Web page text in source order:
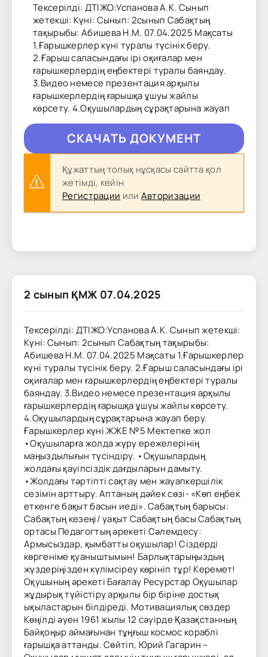
Тексерілді: ДТІЖО:Успанова А.К. Сынып
жетекші: Күні: Сынып: 2сынып Сабақтың
тақырыбы: Абишева Н.М. 07.04.2025 Мақсаты
1.Ғарышкерлер күні туралы түсінік беру.
2.Ғарыш саласындағы ірі оқиғалар мен
ғарышкерлердің еңбектері туралы баяндау.
3.Видео немесе презентация арқылы
ғарышкерлердің ғарышқа ұшуы жайлы
көрсету. 4.Оқушылардың сұрақтарына жауап
CКAЧAТЬ ДОКУМЕНТ
Құжаттың толық нұсқасы сайтта қол
жетімді, кейін
Регистрации или Авторизации
2 сынып ҚМЖ 07.04.2025
Тексерілді: ДТІЖО:Успанова А.К. Сынып жетекші:
Күні: Сынып: 2сынып Сабақтың тақырыбы:
Абишева Н.М. 07.04.2025 Мақсаты 1.Ғарышкерлер
күні туралы түсінік беру. 2.Ғарыш саласындағы ірі
оқиғалар мен ғарышкерлердің еңбектері туралы
баяндау. 3.Видео немесе презентация арқылы
ғарышкерлердің ғарышқа ұшуы жайлы көрсету.
4.Оқушылардың сұрақтарына жауап беру.
Ғарышкерлер күні ЖЖЕ №5 Мектепке жол
•Оқушыларға жолда жүру ережелерінің
маңыздылығын түсіндіру. •Оқушылардың
жолдағы қауіпсіздік дағдыларын дамыту.
•Жолдағы тәртіпті сақтау мен жауапкершілік
сезімін арттыру. Аптаның дәйек сөзі- «Көп еңбек
еткенге бақыт басын иеді». Сабақтың барысы:
Сабақтың кезеңі/ уақыт Сабақтың басы Сабақтың
ортасы Педагогтың әрекеті Сәлемдесу:
Армысыздар, қымбатты оқушылар! Сіздерді
көргеніме қуаныштымын! Барлықтарыңыздың
жүздеріңізден күлімсіреу көрініп тұр! Керемет!
Оқушының әрекеті Бағалау Ресурстар Оқушылар
жұдырық түйістіру арқылы бір біріне достық
ықыластарын білдіреді. Мотивациялық сөздер
Көңілді әуен 1961 жылы 12 сәуірде Қазақстанның
Байқоңыр аймағынан тұңғыш космос кораблі
ғарышқа аттанды. Сөйтіп, Юрий Гагарин –